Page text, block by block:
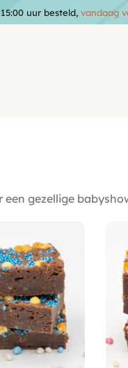
uur besteld, vandaag
gezellige